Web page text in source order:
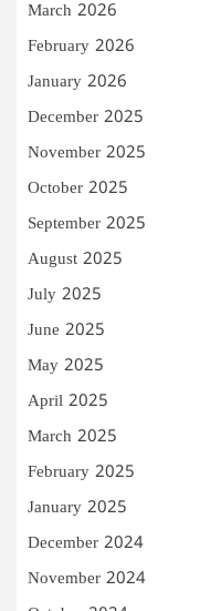
March 2026
February 2026
January 2026
December 2025
November 2025
October 2025
September 2025
August 2025
July 2025
June 2025
May 2025
April 2025
March 2025
February 2025
January 2025
December 2024
November 2024